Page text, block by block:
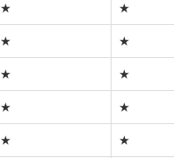
★ ★
★ ★
★ ★
★ ★
★ ★